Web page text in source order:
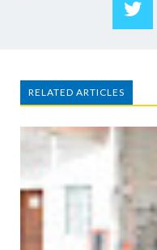
RELATED ARTICLES